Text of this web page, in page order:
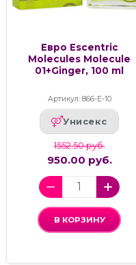
Евро Escentric
Molecules Molecule
01+Ginger, 100 ml
Артикул: 866-Е-10
Унисекс
1552.50 руб.
950.00 руб.
В КОРЗИНУ